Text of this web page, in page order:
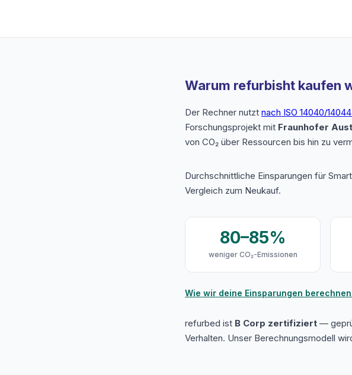
Warum refurbisht kaufen
Der Rechner nutzt nach ISO 14040/
Forschungsprojekt mit Fraunhofer
von CO₂ über Ressourcen bis hin zu
Durchschnittliche Einsparungen für
Vergleich zum Neukauf.
80–85%
weniger CO₂-Emissionen
Wie wir deine Einsparungen
refurbed ist B Corp zertifiziert —
Verhalten. Unser Berechnungsmodell